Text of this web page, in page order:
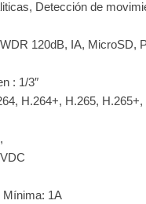
Detección de
120dB, IA, MicroSD,
: 1/3″
H.264+, H.265, H.265+,
Mínima: 1A